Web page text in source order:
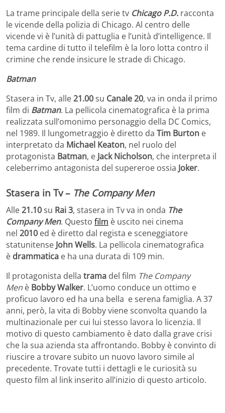
La trame principale della serie tv Chicago P.D. racconta
le vicende della polizia di Chicago. Al centro delle
vicende vi è l’unità di pattuglia e l’unità d’intelligence. Il
tema cardine di tutto il telefilm è la loro lotta contro il
crimine che rende insicure le strade di Chicago.
Batman
Stasera in Tv, alle21.00su Canale 20, va in onda il primo
film di Batman. La pellicola cinematografica è la prima
realizzata sull’omonimo personaggio della DC Comics,
nel 1989. Il lungometraggio è diretto da Tim Burton e
interpretato da Michael Keaton, nel ruolo del
protagonista Batman, e Jack Nicholson, che interpreta il
celeberrimo antagonista del supereroe ossia Joker.
Stasera in Tv – The Company Men
Alle21.10su Rai 3, stasera in Tv va in onda The
Company Men. Questo film è uscito nei cinema
nel 2010 ed è diretto dal regista e sceneggiatore
statunitense John Wells. La pellicola cinematografica
è drammatica e ha una durata di 109 min.
Il protagonista della trama del film The Company
Men è Bobby Walker. L’uomo conduce un ottimo e
proficuo lavoro ed ha una bella e serena famiglia. A 37
anni, però, la vita di Bobby viene sconvolta quando la
multinazionale per cui lui stesso lavora lo licenzia. Il
motivo di questo cambiamento è dato dalla grave crisi
che la sua azienda sta affrontando. Bobby è convinto di
riuscire a trovare subito un nuovo lavoro simile al
precedente. Trovate tutti i dettagli e le curiosità su
questo film al link inserito all’inizio di questo articolo.